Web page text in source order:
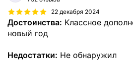
22 декабря 2024
Достоинства: Классное
новый год
Недостатки: Не обнаружил